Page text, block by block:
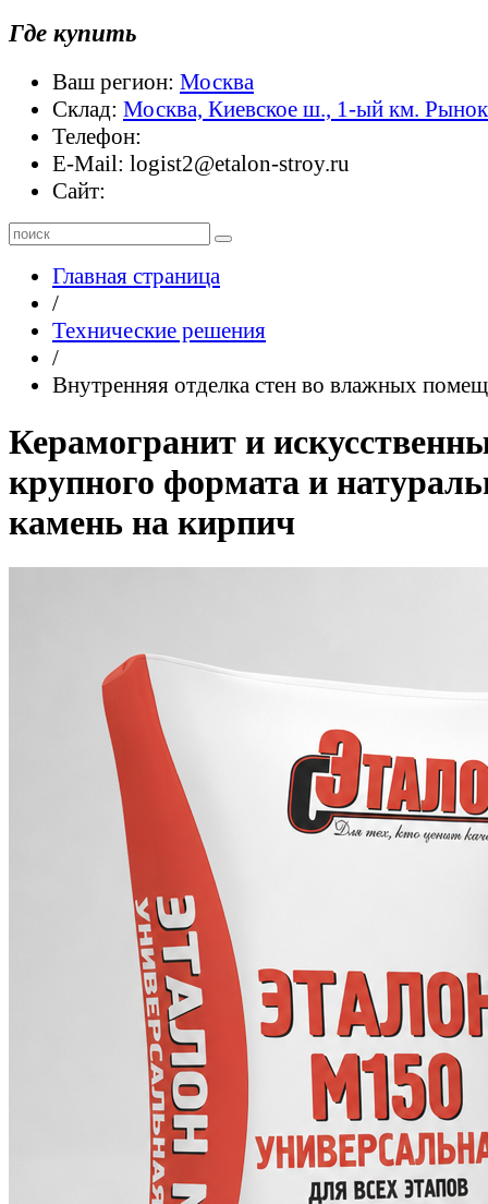
Где купить
Ваш регион: Москва
Склад: Москва, Киевское ш., 1-ый км.
Телефон:
E-Mail: logist2@etalon-stroy.ru
Сайт:
Главная страница
/
Технические решения
/
Внутренняя отделка стен во влажных
Керамогранит и
крупного формата и
камень на кирпич